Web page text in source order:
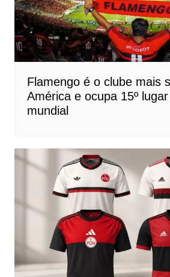
Flamengo é o clube mais
América e ocupa 15º
mundial